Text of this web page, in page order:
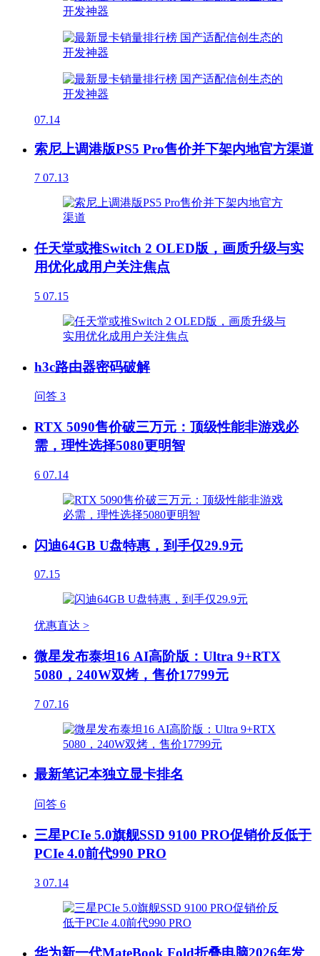
07.14
索尼上调港版PS5 Pro售价并下架内地官方渠道
7 07.13
任天堂或推Switch 2 OLED版，画质升级与实
用优化成用户关注焦点
5 07.15
h3c路由器密码破解
问答 3
RTX 5090售价破三万元：顶级性能非游戏必
需，理性选择5080更明智
6 07.14
闪迪64GB U盘特惠，到手仅29.9元
07.15
优惠直达 >
微星发布泰坦16 AI高阶版：Ultra 9+RTX
5080，240W双烤，售价17799元
7 07.16
最新笔记本独立显卡排名
问答 6
三星PCIe 5.0旗舰SSD 9100 PRO促销价反低于
PCIe 4.0前代990 PRO
3 07.14
华为新一代MateBook Fold折叠电脑2026年发